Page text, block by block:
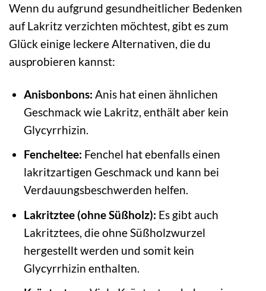
Wenn du aufgrund gesundheitlicher Bedenken
auf Lakritz verzichten möchtest, gibt es zum
Glück einige leckere Alternativen, die du
ausprobieren kannst:
Anisbonbons: Anis hat einen ähnlichen
Geschmack wie Lakritz, enthält aber kein
Glycyrrhizin.
Fencheltee: Fenchel hat ebenfalls einen
lakritzartigen Geschmack und kann bei
Verdauungsbeschwerden helfen.
Lakritztee (ohne Süßholz): Es gibt auch
Lakritztees, die ohne Süßholzwurzel
hergestellt werden und somit kein
Glycyrrhizin enthalten.